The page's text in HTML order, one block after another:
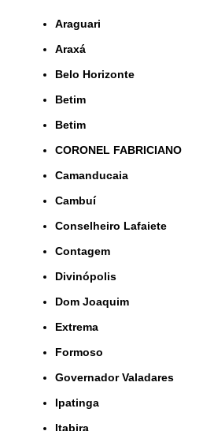
Araguari
Araxá
Belo Horizonte
Betim
Betim
CORONEL FABRICIANO
Camanducaia
Cambuí
Conselheiro Lafaiete
Contagem
Divinópolis
Dom Joaquim
Extrema
Formoso
Governador Valadares
Ipatinga
Itabira